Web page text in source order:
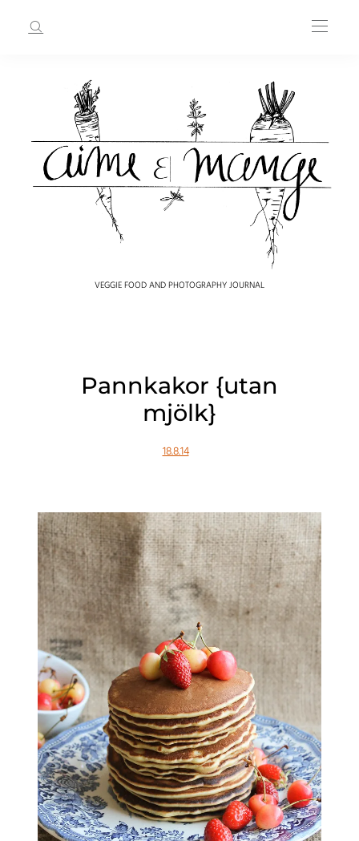
VEGGIE FOOD AND PHOTOGRAPHY JOURNAL
Pannkakor {utan
mjölk}
18.8.14